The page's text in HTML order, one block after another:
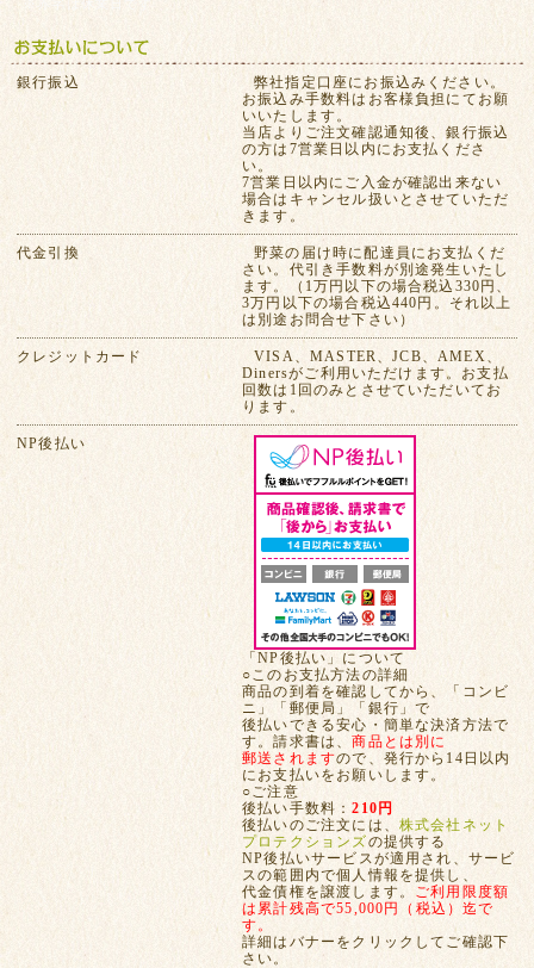
※赤字は休業日です
銀行振込
弊社指定口座にお振込みください。
お振込み手数料はお客様負担にてお願
いいたします。
当店よりご注文確認通知後、銀行振込
の方は7営業日以内にお支払くださ
い。
7営業日以内にご入金が確認出来ない
場合はキャンセル扱いとさせていただ
きます。
代金引換
野菜の届け時に配達員にお支払くだ
さい。代引き手数料が別途発生いたし
ます。（1万円以下の場合税込330円、
3万円以下の場合税込440円。それ以上
は別途お問合せ下さい）
クレジットカード
VISA、MASTER、JCB、AMEX、
Dinersがご利用いただけます。お支払
回数は1回のみとさせていただいてお
ります。
NP後払い
「NP後払い」について
○このお支払方法の詳細
商品の到着を確認してから、「コンビ
ニ」「郵便局」「銀行」で
後払いできる安心・簡単な決済方法で
す。請求書は、商品とは別に
郵送されますので、発行から14日以内
にお支払いをお願いします。
○ご注意
後払い手数料：210円
後払いのご注文には、 株式会社ネット
プロテクションズの提供する
NP後払いサービスが適用され、サービ
スの範囲内で個人情報を提供し、
代金債権を譲渡します。 ご利用限度額
は累計残高で55,000円（税込）迄で
す。
詳細はバナーをクリックしてご確認下
さい。